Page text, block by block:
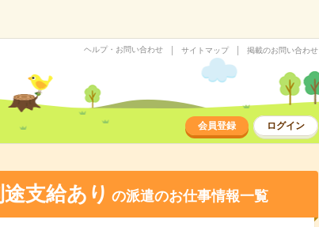
ヘルプ・お問い合わせ サイトマップ 掲載のお問い合わせ
会員登録 ログイン
支給あり の派遣のお仕事情報一覧